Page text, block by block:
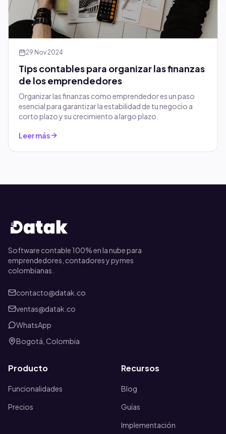
29 Nov 2024
Tips contables para organizar las finanzas
de los emprendedores
Organizar las finanzas como emprendedor es un paso
esencial para garantizar la estabilidad de tu negocio a
corto plazo y su crecimiento a largo plazo.
Leer más
Software contable 100% en la nube para
emprendedores, contadores y pymes
colombianas.
contacto@datak.co
ventas@datak.co
WhatsApp
Bogotá, Colombia
Producto
Funcionalidades
Precios
Recursos
Blog
Guías
Implementación